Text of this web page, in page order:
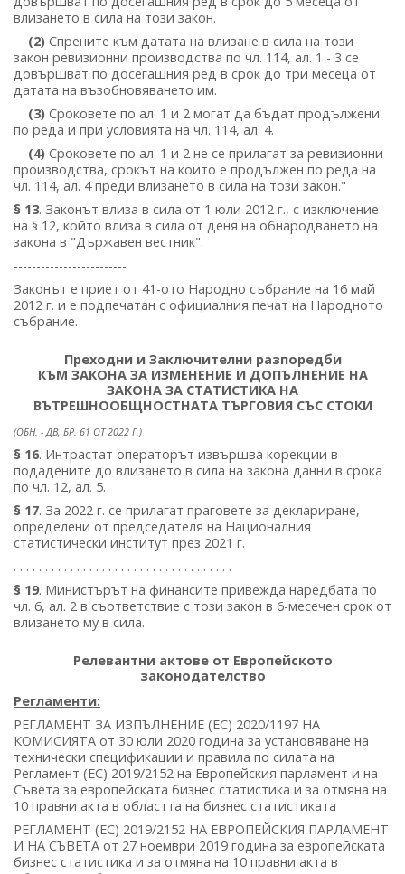
влизането в сила на този закон.
(2) Спрените към датата на влизане в сила на този
закон ревизионни производства по чл. 114, ал. 1 - 3 се
довършват по досегашния ред в срок до три месеца от
датата на възобновяването им.
(3) Сроковете по ал. 1 и 2 могат да бъдат продължени
по реда и при условията на чл. 114, ал. 4.
(4) Сроковете по ал. 1 и 2 не се прилагат за ревизионни
производства, срокът на които е продължен по реда на
чл. 114, ал. 4 преди влизането в сила на този закон."
§ 13. Законът влиза в сила от 1 юли 2012 г., с изключение
на § 12, който влиза в сила от деня на обнародването на
закона в "Държавен вестник".
-------------------------
Законът е приет от 41-ото Народно събрание на 16 май
2012 г. и е подпечатан с официалния печат на Народното
събрание.
Преходни и Заключителни разпоредби
КЪМ ЗАКОНА ЗА ИЗМЕНЕНИЕ И ДОПЪЛНЕНИЕ НА
ЗАКОНА ЗА СТАТИСТИКА НА
ВЪТРЕШНООБЩНОСТНАТА ТЪРГОВИЯ СЪС СТОКИ
(ОБН. - ДВ, БР. 61 ОТ 2022 Г.)
§ 16. Интрастат операторът извършва корекции в
подадените до влизането в сила на закона данни в срока
по чл. 12, ал. 5.
§ 17. За 2022 г. се прилагат праговете за деклариране,
определени от председателя на Националния
статистически институт през 2021 г.
. . . . . . . . . . . . . . . . . . . . . . . . . . . . . . . . . . .
§ 19. Министърът на финансите привежда наредбата по
чл. 6, ал. 2 в съответствие с този закон в 6-месечен срок от
влизането му в сила.
Релевантни актове от Европейското
законодателство
Регламенти:
РЕГЛАМЕНТ ЗА ИЗПЪЛНЕНИЕ (ЕС) 2020/1197 НА
КОМИСИЯТА от 30 юли 2020 година за установяване на
технически спецификации и правила по силата на
Регламент (ЕС) 2019/2152 на Европейския парламент и на
Съвета за европейската бизнес статистика и за отмяна на
10 правни акта в областта на бизнес статистиката
РЕГЛАМЕНТ (ЕС) 2019/2152 НА ЕВРОПЕЙСКИЯ ПАРЛАМЕНТ
И НА СЪВЕТА от 27 ноември 2019 година за европейската
бизнес статистика и за отмяна на 10 правни акта в